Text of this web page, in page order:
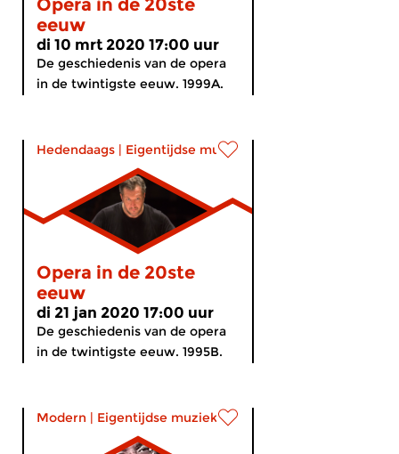
Opera in de 20ste
eeuw
di 10 mrt 2020 17:00 uur
De geschiedenis van de opera
in de twintigste eeuw. 1999A.
Hedendaags | Eigentijdse muziek
Opera in de 20ste
eeuw
di 21 jan 2020 17:00 uur
De geschiedenis van de opera
in de twintigste eeuw. 1995B.
Modern | Eigentijdse muziek